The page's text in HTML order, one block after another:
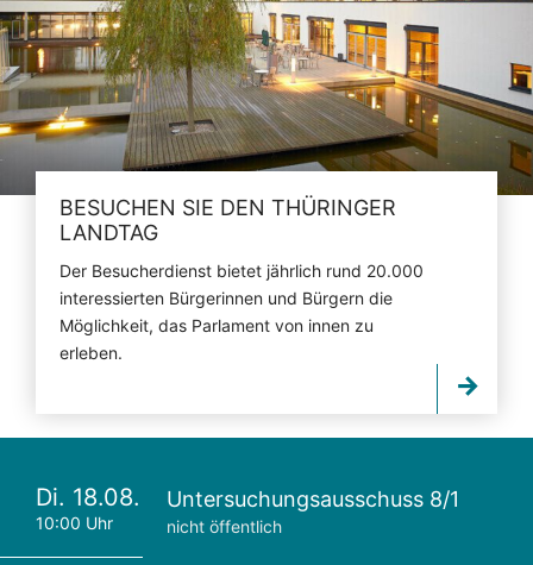
BESUCHEN SIE DEN THÜRINGER
LANDTAG
Der Besucherdienst bietet jährlich rund 20.000
interessierten Bürgerinnen und Bürgern die
Möglichkeit, das Parlament von innen zu
erleben.
Di. 18.08.
10:00 Uhr
Untersuchungsausschuss 8/1
nicht öffentlich